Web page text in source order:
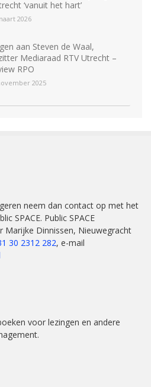
‘vanuit het hart’
2026
aan Steven de Waal,
Mediaraad RTV Utrecht –
RPO
2025
neem dan contact op met het
SPACE. Public SPACE
Marijke Dinnissen, Nieuwegracht
30 2312 282, e-mail
voor lezingen en andere